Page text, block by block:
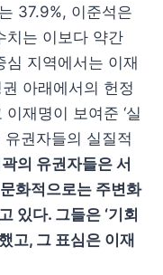
37.9%, 이준석은
치는 이보다 약간
심 지역에서는 이재
아래에서의 헌정
재명이 보여준 ‘실
유권자들의 실질적
의 유권자들은 서
화적으로는 주변화
있다. 그들은 ‘기회
고, 그 표심은 이재